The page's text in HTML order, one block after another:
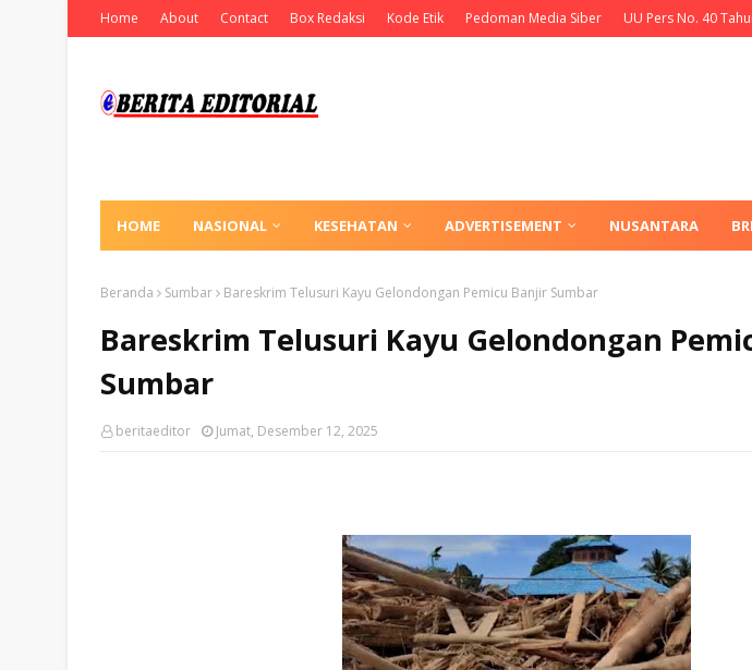
Home About Contact Box Redaksi Kode Etik Pedoman Media Siber UU Pers No. 40
HOME NASIONAL KESEHATAN ADVERTISEMENT NUSANTARA
Beranda Sumbar Bareskrim Telusuri Kayu Gelondongan Pemicu Banjir Sumbar
Bareskrim Telusuri Kayu Gelondongan
Sumbar
beritaeditor Jumat, Desember 12, 2025